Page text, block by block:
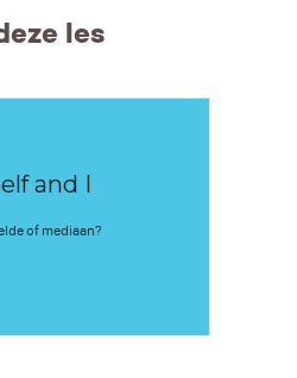
les
and I
of mediaan?